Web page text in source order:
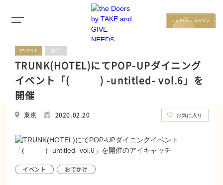
EVENT 終了
TRUNK(HOTEL)にてPOP-UPダイニング
イベント「( ) -untitled- vol.6」を
開催
東京 2020.02.20 お気に入り
イベント おでかけ